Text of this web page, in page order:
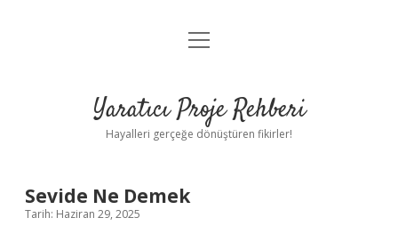
Anasayfa
Yasal Uyarı
menüyü
Yaratıcı Proje Rehberi
Hayalleri gerçeğe dönüştüren fikirler!
Sevide Ne Demek
Tarih: Haziran 29, 2025